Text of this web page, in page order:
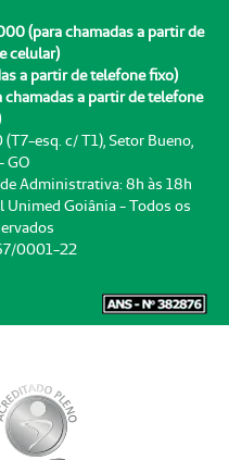
(para chamadas a partir de
celular)
a partir de telefone fixo)
a partir de telefone
esq. c/ T1), Setor Bueno,
GO
Administrativa: 8h às 18h
Goiânia - Todos os
0001-22